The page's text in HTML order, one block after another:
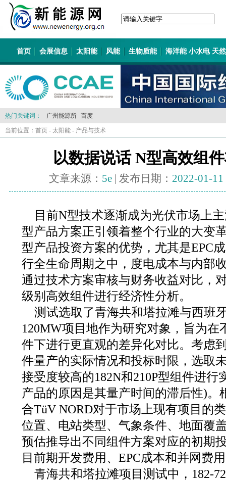
首页 会展信息 太阳能 风能 生物质能 海洋能 小水电 天
热门关键词： 广州能源所 百度
当前位置： 首页 - 太阳能 - 产品与技术
以数据说话 N型高效组
文章来源： 5e | 发布日期： 2022-01-11
目前N型技术逐渐成为光伏市场上
型产品方案正引领着整个行业的大变
型产品投资方案的优势，尤其是EPC
行全生命周期之中，度电成本与内部
通过技术方案审核与财务收益对比，
级别高效组件进行经济性分析。
测试选取了青海共和塔拉滩与西班
120MW项目地作为研究对象，旨为在
件下进行更直观的差异化对比。考虑
件量产的实际情况和投标时限，选取
接受度较高的182N和210P型组件进行
产品的原因是其量产时间的滞后性)。
合TüV NORD对于市场上现有项目的
位置、电站类型、气象条件、地面覆
预估推导出不同组件方案对应的初期
目前期开发费用、EPC成本和并网费
青海共和塔拉滩项目测试中，182-